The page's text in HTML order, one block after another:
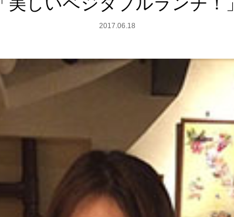
2017.06.18